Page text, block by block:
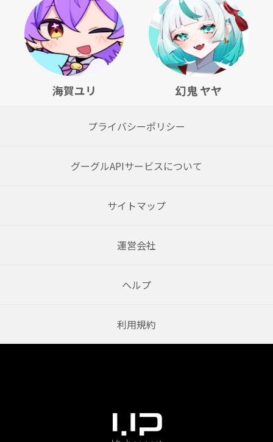
海賀ユリ 幻鬼 ヤヤ
プライバシーポリシー
グーグルAPIサービスについて
サイトマップ
運営会社
ヘルプ
利用規約